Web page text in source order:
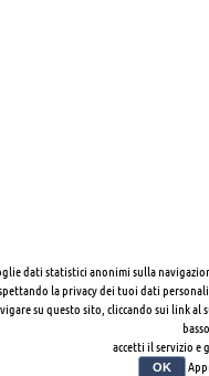
dati statistici anonimi sulla
la privacy dei tuoi dati
su questo sito, cliccando sui link
basso,
accetti il servizio e
OK